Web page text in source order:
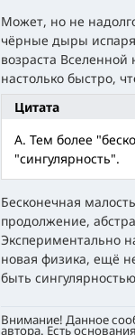
Может, но не
чёрные дыры
возраста
настолько быстро,
Цитата
А. Тем более
"сингулярность".
Бесконечная
продолжение,
Экспериментально
новая физика, ещё
быть
Внимание! Данное
автора. Есть